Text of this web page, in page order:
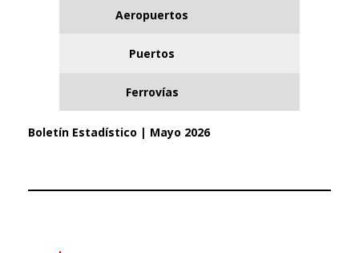
Aeropuertos
Puertos
Ferrovías
Boletín Estadístico | Mayo 2026